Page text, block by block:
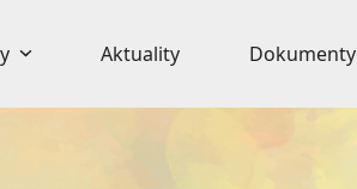
Aktuality Dokumenty